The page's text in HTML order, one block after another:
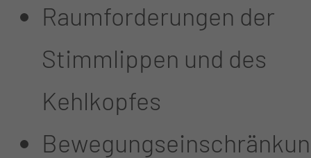
Raumforderungen der
Stimmlippen und des
Kehlkopfes